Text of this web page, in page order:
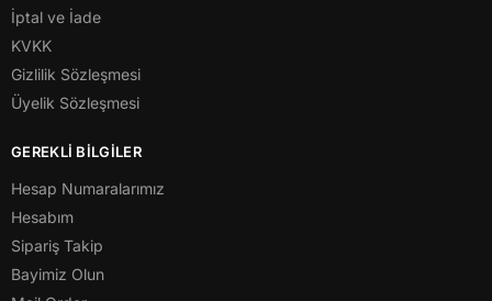
İptal ve İade
KVKK
Gizlilik Sözleşmesi
Üyelik Sözleşmesi
GEREKLİ BİLGİLER
Hesap Numaralarımız
Hesabım
Sipariş Takip
Bayimiz Olun